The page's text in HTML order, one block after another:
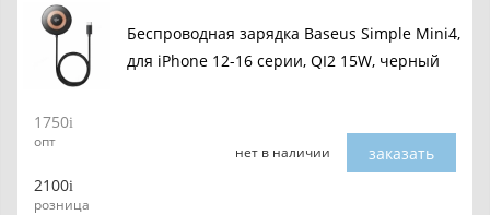
Беспроводная зарядка Baseus Simple Mini4,
для iPhone 12-16 серии, QI2 15W, черный
1750
опт
2100
розница
нет в наличии заказать